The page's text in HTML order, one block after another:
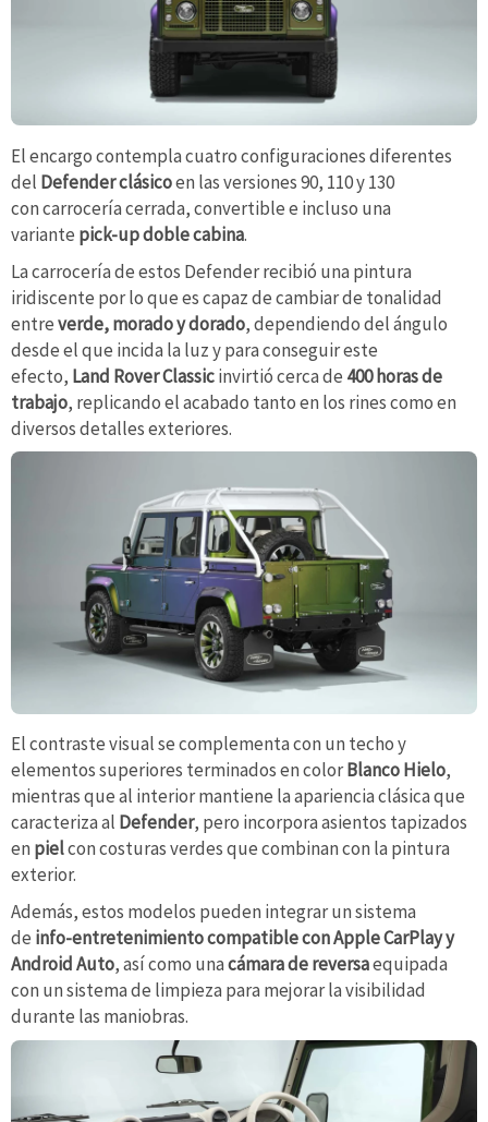
El encargo contempla cuatro configuraciones diferentes
del Defender clásicoen las versiones 90, 110 y 130
con carrocería cerrada, convertible e incluso una
variante pick-up doble cabina.
La carrocería de estos Defender recibió una pintura
iridiscente por lo que es capaz de cambiar de tonalidad
entreverde, morado y dorado, dependiendo del ángulo
desde el que incida la luz y para conseguir este
efecto, Land Rover Classicinvirtió cerca de 400 horas de
trabajo, replicando el acabado tanto en los rines como en
diversos detalles exteriores.
El contraste visual se complementa con un techo y
elementos superiores terminados en colorBlanco Hielo,
mientras que al interior mantiene la apariencia clásica que
caracteriza al Defender, pero incorpora asientos tapizados
en pielcon costuras verdes que combinan con la pintura
exterior.
Además, estos modelos pueden integrar un sistema
de info-entretenimiento compatible con Apple CarPlay y
Android Auto, así como unacámara de reversaequipada
con un sistema de limpieza para mejorar la visibilidad
durante las maniobras.